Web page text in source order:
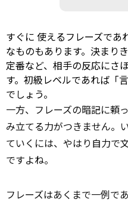
すぐに 使えるフレーズであ
なものもあります。決まり
定番など、相手の反応にさ
す。初級レベルであれば「
でしょう。
一方、フレーズの暗記に頼
み立てる力がつきません。
ていくには、やはり自力で
ですよね。
フレーズはあくまで一例で